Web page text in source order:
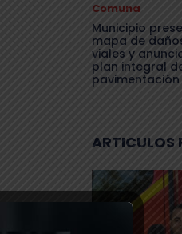
Comuna
Municipio
mapa de
viales y
plan integral
pavimentación
ARTICULOS